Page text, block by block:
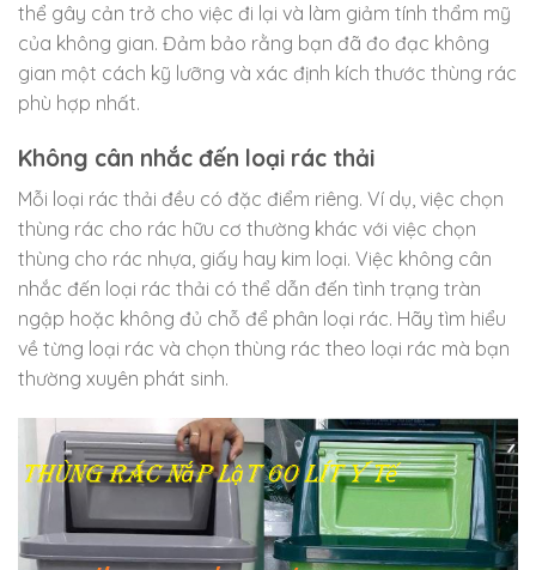
thể gây cản trở cho việc đi lại và làm giảm tính thẩm mỹ
của không gian. Đảm bảo rằng bạn đã đo đạc không
gian một cách kỹ lưỡng và xác định kích thước thùng rác
phù hợp nhất.
Không cân nhắc đến loại rác thải
Mỗi loại rác thải đều có đặc điểm riêng. Ví dụ, việc chọn
thùng rác cho rác hữu cơ thường khác với việc chọn
thùng cho rác nhựa, giấy hay kim loại. Việc không cân
nhắc đến loại rác thải có thể dẫn đến tình trạng tràn
ngập hoặc không đủ chỗ để phân loại rác. Hãy tìm hiểu
về từng loại rác và chọn thùng rác theo loại rác mà bạn
thường xuyên phát sinh.